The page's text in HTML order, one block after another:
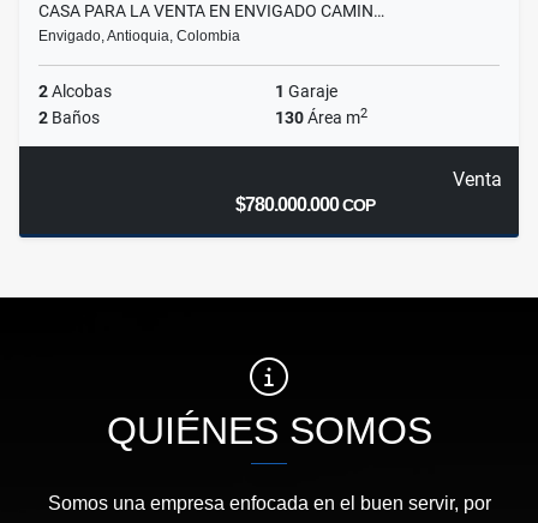
CASA PARA LA VENTA EN ENVIGADO CAMIN…
Envigado, Antioquia, Colombia
2Alcobas 1 Garaje
2 Baños 130Área m2
Venta
$780.000.000COP
QUIÉNES SOMOS
Somos una empresa enfocada en el buen servir, por